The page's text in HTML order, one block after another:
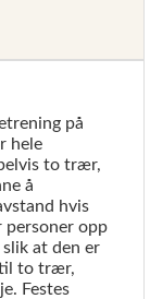
på
hele
to trær,
å
hvis
personer opp
at den er
til to trær,
Festes